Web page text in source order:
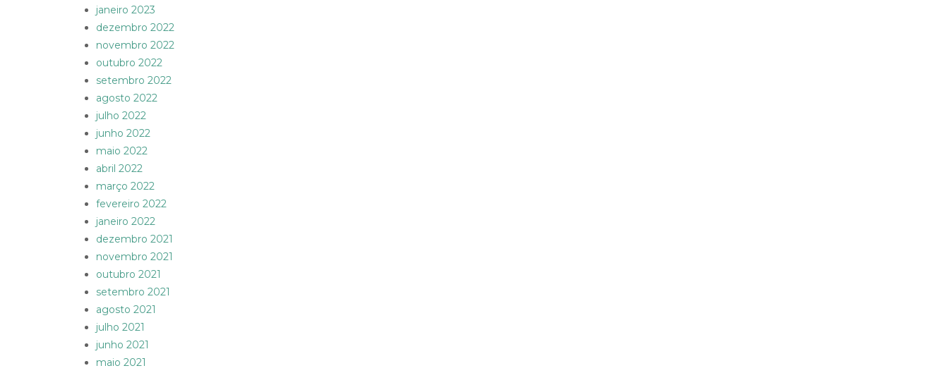
janeiro 2023
dezembro 2022
novembro 2022
outubro 2022
setembro 2022
agosto 2022
julho 2022
junho 2022
maio 2022
abril 2022
março 2022
fevereiro 2022
janeiro 2022
dezembro 2021
novembro 2021
outubro 2021
setembro 2021
agosto 2021
julho 2021
junho 2021
maio 2021